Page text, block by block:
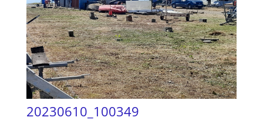
20230610_100349